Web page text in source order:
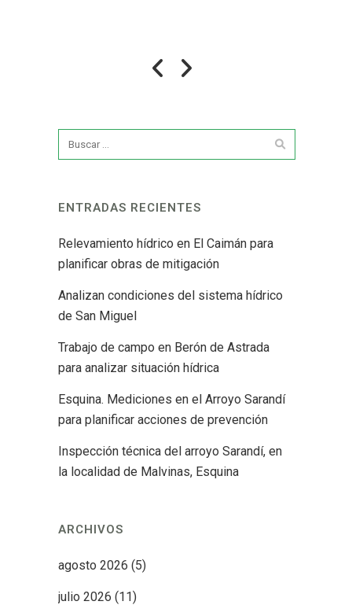
ENTRADAS RECIENTES
Relevamiento hídrico en El Caimán para
planificar obras de mitigación
Analizan condiciones del sistema hídrico
de San Miguel
Trabajo de campo en Berón de Astrada
para analizar situación hídrica
Esquina. Mediciones en el Arroyo Sarandí
para planificar acciones de prevención
Inspección técnica del arroyo Sarandí, en
la localidad de Malvinas, Esquina
ARCHIVOS
agosto 2026 (5)
julio 2026 (11)